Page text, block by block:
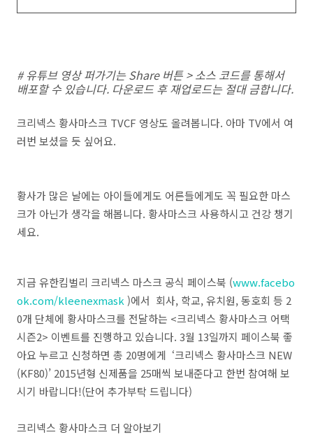
# 유튜브 영상 퍼가기는 Share 버튼 > 소스 코드를 통해서
배포할 수 있습니다. 다운로드 후 재업로드는 절대 금합니다.
크리넥스 황사마스크 TVCF 영상도 올려봅니다. 아마 TV에서 여
러번 보셨을 듯 싶어요.
황사가 많은 날에는 아이들에게도 어른들에게도 꼭 필요한 마스
크가 아닌가 생각을 해봅니다. 황사마스크 사용하시고 건강 챙기
세요.
지금 유한킴벌리 크리넥스 마스크 공식 페이스북 (www.facebo
ok.com/kleenexmask )에서 회사, 학교, 유치원, 동호회 등 2
0개 단체에 황사마스크를 전달하는 <크리넥스 황사마스크 어택
시즌2> 이벤트를 진행하고 있습니다. 3월 13일까지 페이스북 좋
아요 누르고 신청하면 총 20명에게 ‘크리넥스 황사마스크 NEW
(KF80)’ 2015년형 신제품을 25매씩 보내준다고 한번 참여해 보
시기 바랍니다!(단어 추가부탁 드립니다)
크리넥스 황사마스크 더 알아보기